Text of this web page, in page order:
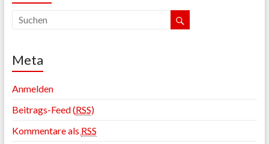
Meta
Anmelden
Beitrags-Feed (RSS)
Kommentare als RSS